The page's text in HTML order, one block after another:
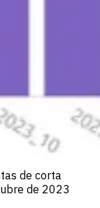
de corta
de 2023